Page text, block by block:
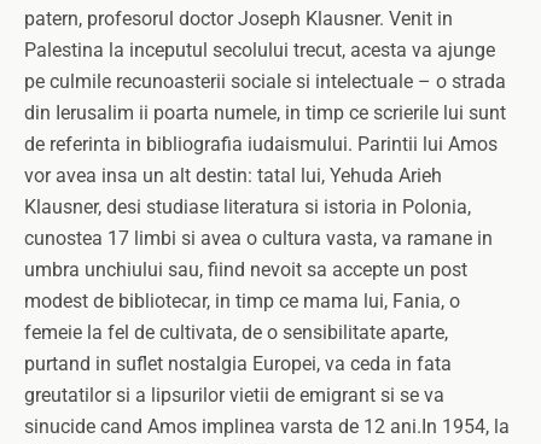
patern, profesorul doctor Joseph Klausner. Venit in
Palestina la inceputul secolului trecut, acesta va ajunge
pe culmile recunoasterii sociale si intelectuale – o strada
din Ierusalim ii poarta numele, in timp ce scrierile lui sunt
de referinta in bibliografia iudaismului. Parintii lui Amos
vor avea insa un alt destin: tatal lui, Yehuda Arieh
Klausner, desi studiase literatura si istoria in Polonia,
cunostea 17 limbi si avea o cultura vasta, va ramane in
umbra unchiului sau, fiind nevoit sa accepte un post
modest de bibliotecar, in timp ce mama lui, Fania, o
femeie la fel de cultivata, de o sensibilitate aparte,
purtand in suflet nostalgia Europei, va ceda in fata
greutatilor si a lipsurilor vietii de emigrant si se va
sinucide cand Amos implinea varsta de 12 ani.In 1954, la